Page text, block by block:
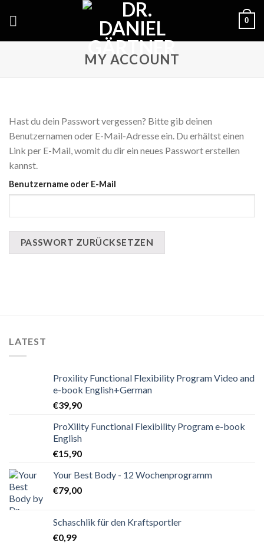
0
MY ACCOUNT
Hast du dein Passwort vergessen? Bitte gib deinen
Benutzernamen oder E-Mail-Adresse ein. Du erhältst einen
Link per E-Mail, womit du dir ein neues Passwort erstellen
kannst.
Benutzername oder E-Mail
PASSWORT ZURÜCKSETZEN
LATEST
Proxility Functional Flexibility Program Video and
e-book English+German
€39,90
ProXility Functional Flexibility Program e-book
English
€15,90
Your Best Body - 12 Wochenprogramm
€79,00
Schaschlik für den Kraftsportler
€0,99